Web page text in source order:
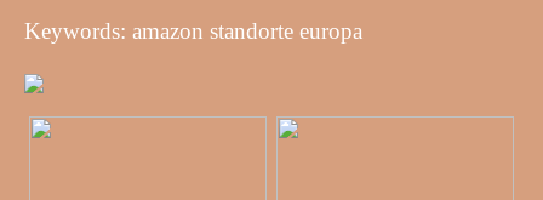
Keywords: amazon standorte europa